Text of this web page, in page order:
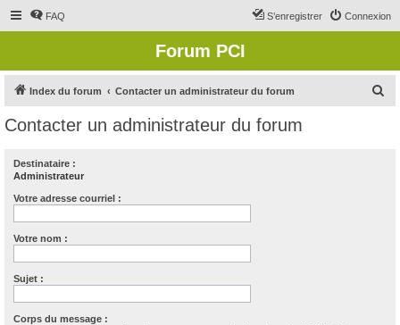
FAQ Connexion
S’enregistrer
Forum PCI
Index du forum Contacter un administrateur du forum
Contacter un administrateur du forum
Destinataire :
Administrateur
Votre adresse courriel :
Votre nom :
Sujet :
Corps du message :